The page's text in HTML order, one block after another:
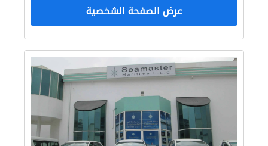
عرض الصفحة الشخصية